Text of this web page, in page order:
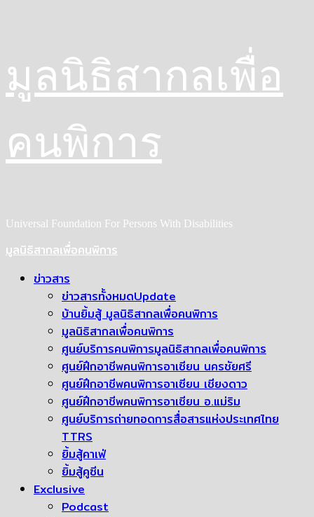
content
มูลนิธิสากลเพื่อ
คนพิการ
Universal Foundation For Persons With Disabilities
Primary
มูลนิธิสากลเพื่อคนพิการ
ข่าวสาร
ข่าวสารทั้งหมดUpdate
บ้านยิ้มสู้ มูลนิธิสากลเพื่อคนพิการ
มูลนิธิสากลเพื่อคนพิการ
ศูนย์บริการคนพิการมูลนิธิสากลเพื่อคนพิการ
ศูนย์ฝึกอาชีพคนพิการอาเซียน นครชัยศรี
ศูนย์ฝึกอาชีพคนพิการอาเซียน เชียงดาว
ศูนย์ฝึกอาชีพคนพิการอาเซียน อ.แม่ริม
ศูนย์บริการถ่ายทอดการสื่อสารแห่งประเทศไทย
TTRS
ยิ้มสู้คาเฟ่
ยิ้มสู้คูซีน
Exclusive
Podcast